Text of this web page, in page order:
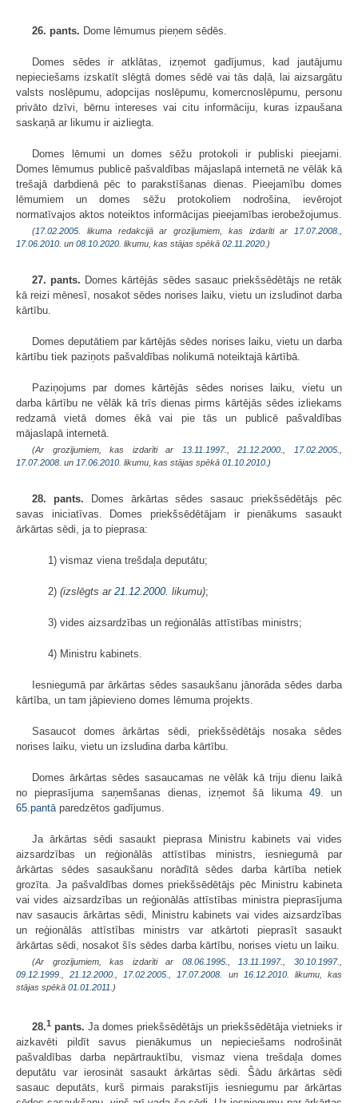
26. pants. Dome lēmumus pieņem sēdēs.
Domes sēdes ir atklātas, izņemot gadījumus, kad jautājumu
nepieciešams izskatīt slēgtā domes sēdē vai tās daļā, lai aizsargātu
valsts noslēpumu, adopcijas noslēpumu, komercnoslēpumu, personu
privāto dzīvi, bērnu intereses vai citu informāciju, kuras izpaušana
saskaņā ar likumu ir aizliegta.
Domes lēmumi un domes sēžu protokoli ir publiski pieejami.
Domes lēmumus publicē pašvaldības mājaslapā internetā ne vēlāk kā
trešajā darbdienā pēc to parakstīšanas dienas. Pieejamību domes
lēmumiem un domes sēžu protokoliem nodrošina, ievērojot
normatīvajos aktos noteiktos informācijas pieejamības ierobežojumus.
(17.02.2005 . likuma redakcijā ar grozījumiem, kas izdarīti ar 17.07.2008.
17.06.2010. un 08.10.2020 . likumu, kas stājas spēkā 02.11.2020. )
27. pants. Domes kārtējās sēdes sasauc priekšsēdētājs ne retāk
kā reizi mēnesī, nosakot sēdes norises laiku, vietu un izsludinot darba
kārtību.
Domes deputātiem par kārtējās sēdes norises laiku, vietu un darba
kārtību tiek paziņots pašvaldības nolikumā noteiktajā kārtībā.
Paziņojums par domes kārtējās sēdes norises laiku, vietu un
darba kārtību ne vēlāk kā trīs dienas pirms kārtējās sēdes izliekams
redzamā vietā domes ēkā vai pie tās un publicē pašvaldības
mājaslapā internetā.
(Ar grozījumiem, kas izdarīti ar 13.11.1997. ,21.12.2000. 17.02.2005.
17.07.2008. un 17.06.2010 . likumu, kas stājas spēkā 01.10.2010. )
28. pants. Domes ārkārtas sēdes sasauc priekšsēdētājs pēc
savas iniciatīvas. Domes priekšsēdētājam ir pienākums sasaukt
ārkārtas sēdi, ja to pieprasa:
1) vismaz viena trešdaļa deputātu;
2) (izslēgts ar 21.12.2000 . likumu);
3) vides aizsardzības un reģionālās attīstības ministrs;
4) Ministru kabinets.
Iesniegumā par ārkārtas sēdes sasaukšanu jānorāda sēdes darba
kārtība, un tam jāpievieno domes lēmuma projekts.
Sasaucot domes ārkārtas sēdi, priekšsēdētājs nosaka sēdes
norises laiku, vietu un izsludina darba kārtību.
Domes ārkārtas sēdes sasaucamas ne vēlāk kā triju dienu laikā
no pieprasījuma saņemšanas dienas, izņemot šā likuma 49. un
65.pantā paredzētos gadījumus.
Ja ārkārtas sēdi sasaukt pieprasa Ministru kabinets vai vides
aizsardzības un reģionālās attīstības ministrs, iesniegumā par
ārkārtas sēdes sasaukšanu norādītā sēdes darba kārtība netiek
grozīta. Ja pašvaldības domes priekšsēdētājs pēc Ministru kabineta
vai vides aizsardzības un reģionālās attīstības ministra pieprasījuma
nav sasaucis ārkārtas sēdi, Ministru kabinets vai vides aizsardzības
un reģionālās attīstības ministrs var atkārtoti pieprasīt sasaukt
ārkārtas sēdi, nosakot šīs sēdes darba kārtību, norises vietu un laiku.
(Ar grozījumiem, kas izdarīti ar 08.06.1995. 13.11.1997. ,30.10.1997.
09.12.1999.
,21.12.2000. 17.02.2005. 17.07.2008. un 16.12.2010. likumu, kas
stājas spēkā 01.01.2011. )
28.1 pants. Ja domes priekšsēdētājs un priekšsēdētāja vietnieks ir
aizkavēti pildīt savus pienākumus un nepieciešams nodrošināt
pašvaldības darba nepārtrauktību, vismaz viena trešdaļa domes
deputātu var ierosināt sasaukt ārkārtas sēdi. Šādu ārkārtas sēdi
sasauc deputāts, kurš pirmais parakstījis iesniegumu par ārkārtas